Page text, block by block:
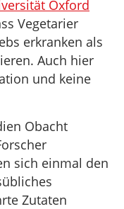
Oxford
Vegetarier
erkranken als
Auch hier
und keine
Obacht
sich einmal den
Zutaten